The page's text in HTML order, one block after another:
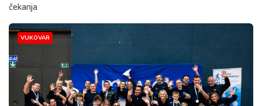
čekanja
VUKOVAR